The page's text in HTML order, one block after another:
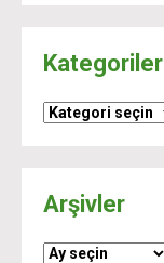
Kategoriler
Kategoriler
Arşivler
Arşivler